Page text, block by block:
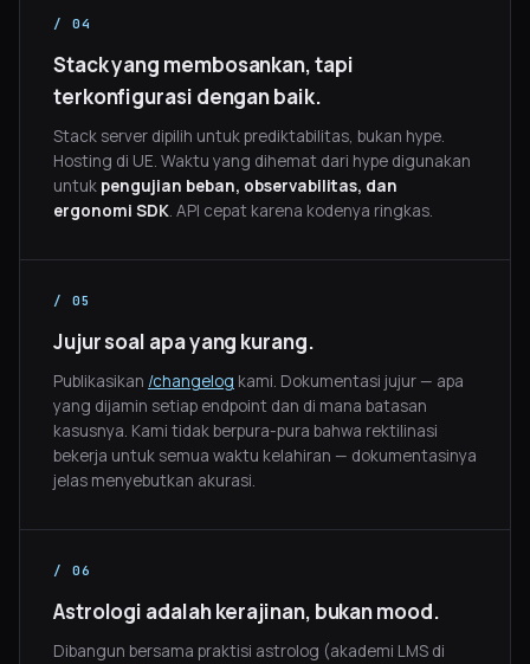
/ 04
Stack yang membosankan, tapi
terkonfigurasi dengan baik.
Stack server dipilih untuk prediktabilitas, bukan hype.
Hosting di UE. Waktu yang dihemat dari hype digunakan
untuk pengujian beban, observabilitas, dan
ergonomi SDK. API cepat karena kodenya ringkas.
/ 05
Jujur soal apa yang kurang.
Publikasikan /changelog kami. Dokumentasi jujur — apa
yang dijamin setiap endpoint dan di mana batasan
kasusnya. Kami tidak berpura-pura bahwa rektilinasi
bekerja untuk semua waktu kelahiran — dokumentasinya
jelas menyebutkan akurasi.
/ 06
Astrologi adalah kerajinan, bukan mood.
Dibangun bersama praktisi astrolog (akademi LMS di